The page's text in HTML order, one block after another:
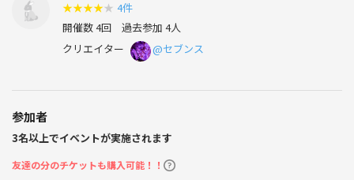
★★★★★ 4件
開催数 4回 過去参加 4人
クリエイター
@セブンス
参加者
3名以上でイベントが実施されます
友達の分のチケットも購入可能！！